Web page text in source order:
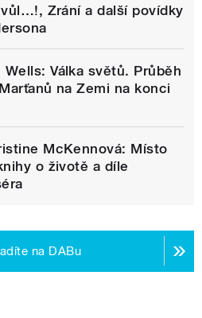
Zrání a další povídky
Válka světů. Průběh
na Zemi na konci
McKennová: Místo
o životě a díle
na DABu